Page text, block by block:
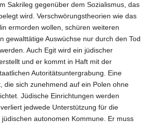
Sakrileg gegenüber dem Sozialismus, das
wird. Verschwörungstheorien wie das
ermorden wollen, schüren weiteren
gewalttätige Auswüchse nur durch den Tod
Auch Egit wird ein jüdischer
und er kommt in Haft mit der
Autoritätsuntergrabung. Eine
die sich zunehmend auf ein Polen ohne
Jüdische Einrichtungen werden
jedwede Unterstützung für die
autonomen Kommune. Er muss